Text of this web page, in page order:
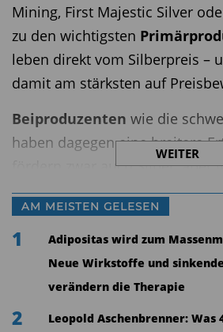
Mining, First Majestic Silver
zu den wichtigsten
leben direkt vom Silberpreis –
damit am stärksten auf
Beiproduzenten wie die
haben dagegen eine breitere
fördern zwar auch Silber, aber
stärker von anderen Metallen
stabiler, aber weniger auf den
gehebelt.
Am anderen Ende der Skala
DeveloperundExplorer.
Silver(jetzt im Besitz von Pan
WEITER
AM MEISTEN GELESEN
1
Adipositas wird zum
Neue Wirkstoffe und
verändern die Therapie
2
Leopold Aschenbrenner: Was